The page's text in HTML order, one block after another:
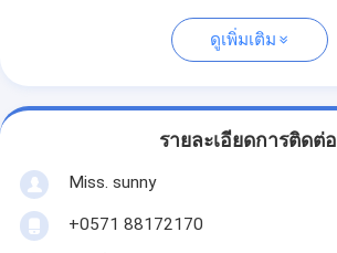
ดูเพิ่มเติม
รายละเอียดการติดต่อ
Miss. sunny
+0571 88172170